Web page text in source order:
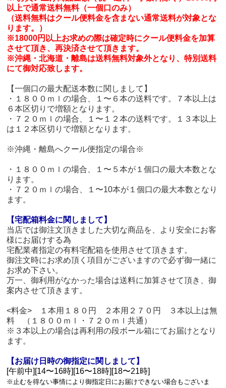
以上で通常送料無料（一個口のみ）
（送料無料はクール便料金を含まない通常送料が対象とな
ります。）
※18000円以上お求めの際は確定時にクール便料金を加算
させて頂き、再決済させて頂きます。
※沖縄・北海道・離島は送料無料対象外となり、特別送料
にて御対応致します。
【一個口の最大配送本数に関しまして】
・１８００ｍｌの場合、１〜６本の送料です。７本以上は
６本区切りで増額となります。
・７２０ｍｌの場合、１〜１２本の送料です。１３本以上
は１２本区切りで増額となります。
※沖縄・離島へクール便指定の場合※
・１８００ｍｌの場合、１〜５本が１個口の最大本数とな
ります。
・７２０ｍｌの場合、１〜10本が１個口の最大本数となり
ます。
【宅配箱料金に関しまして】
当店では御注文頂きました大切な商品を、より安全にお客
様にお届けする為
宅配業者指定の有料宅配箱を使用させて頂きます。
御注文時にお求め頂く項目がございますので必ず御一緒に
お求め下さい。
万一、御利用がなかった場合は送料に加算させて頂き、御
案内させて頂きます。
<料金> １本用１８０円 ２本用２７０円 ３本以上は無
料 （１８００ｍｌ・７２０ｍｌ共通）
※３本以上の場合は再利用の段ボール箱にてお届けとなり
ます。
【お届け日時の御指定に関しまして】
[午前中][14〜16時][16〜18時][18〜21時]
※止むを得ない事情により御指定日にお届けできない場合もございま